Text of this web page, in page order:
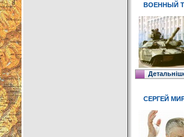
ВОЕННЫЙ
СЕРГЕЙ